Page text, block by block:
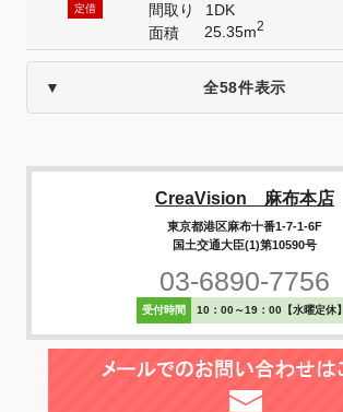
定借
間取り
1DK
面積
25.35m2
全58件表示
CreaVision 麻布本店
東京都港区麻布十番1-7-1-6F
国土交通大臣(1)第10590号
03-6890-7756
受付時間 10：00～19：00【水曜定休】